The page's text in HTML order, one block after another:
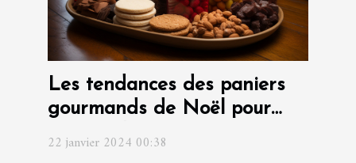
Les tendances des paniers
gourmands de Noël pour
surprendre vos invités
22 janvier 2024 00:38